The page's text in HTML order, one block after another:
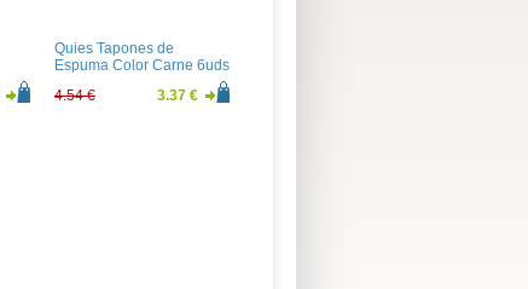
Quies Tapones de
Espuma Color Carne 6uds
4.54 €
3.37 €